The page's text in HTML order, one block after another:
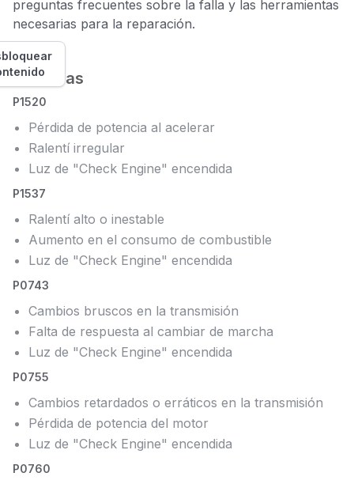
preguntas frecuentes sobre la falla y las herramientas
necesarias para la reparación.
Síntomas
P1520
Pérdida de potencia al acelerar
Ralentí irregular
Luz de "Check Engine" encendida
P1537
Ralentí alto o inestable
Aumento en el consumo de combustible
Luz de "Check Engine" encendida
P0743
Cambios bruscos en la transmisión
Falta de respuesta al cambiar de marcha
Luz de "Check Engine" encendida
P0755
Cambios retardados o erráticos en la transmisión
Pérdida de potencia del motor
Luz de "Check Engine" encendida
P0760